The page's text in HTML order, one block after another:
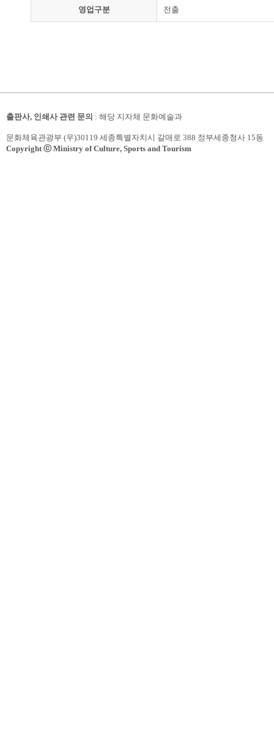
영업구분 전출
출판사, 인쇄사 관련 문의 : 해당 지자체 문화예술과
문화체육관광부 (우)30119 세종특별자치시 갈매로 388 정부세종청사 15동
Copyright ⓒ Ministry of Culture, Sports and Tourism